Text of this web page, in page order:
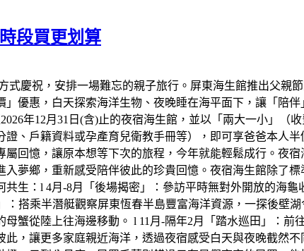
段買更划算
式慶祝，安排一場難忘的親子旅行。屏東海生館推出父親
優惠，白天探索海洋生物、夜晚睡在海平面下，讓「陪
年12月31日(含)止的夜宿海生館，並以「兩大一小」（
、戶籍資料或孕產育兒衛教手冊等），即可享爸爸本人
回憶，讓原本想等下次的旅程，今年就能輕鬆成行。夜
夢鄉，重新感受陪伴彼此的珍貴回憶。夜宿海生館除了
生：l 4月-8月「後場揭密」：參訪平時無對外開放的海
搭乘半潛艇觀察屏東恆春半島豐富海洋資源，一探後壁
蟹從陸上往海邊移動。 l 11月-隔年2月「踏水巡田」：前
，讓更多家庭親近海洋，透過夜宿感受白天與夜晚截然